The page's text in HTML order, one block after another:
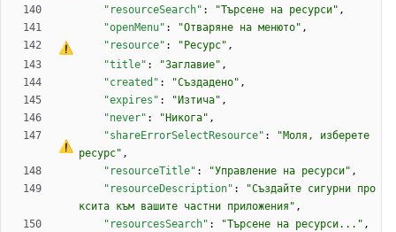
"resourceSearch" : "Търсене на ресурси" ,
"openMenu" : "Отваряне на менюто" ,
"resource" : " Ресурс" ,
"title" : "Заглавие" ,
"created" : "Създадено" ,
"expires" : "Изтича" ,
"never" : "Никога" ,
"shareErrorSelectResource" :
ресурс" ,
"resourceTitle" : "Управление на ресурси" ,
"resourceDescription" :
"Създайте сигурни про
ксита към вашите частни приложения" ,
"resourcesSearch" : "Търсене на ресурси..." ,